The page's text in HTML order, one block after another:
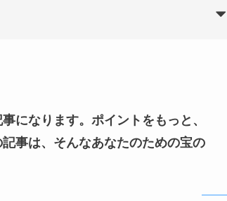
になります。ポイントをもっと、
事は、そんなあなたのための宝の